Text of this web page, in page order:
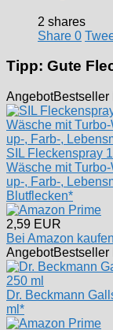
2 shares
Share 0
Tipp: Gute
AngebotBestseller
SIL Fleckenspray
Wäsche mit
up-, Farb-,
Blutflecken*
2,59 EUR
Bei Amazon
AngebotBestseller
Dr. Beckmann
ml*